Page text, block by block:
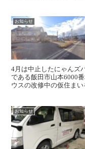
お知らせ
4月は中止したにゃんズ
である飯田市山本6000
ウスの改修中の仮住ま
お知らせ